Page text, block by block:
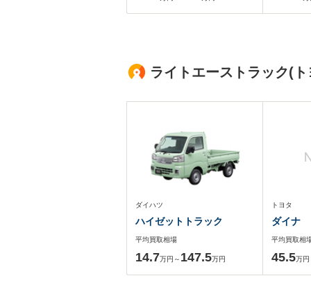
ライトエーストラック(
ダイハツ
ハイゼットトラック
平均買取相場
14.7万円～ 147.5万円
トヨタ
ダイナ
平均買取相
45.5万円